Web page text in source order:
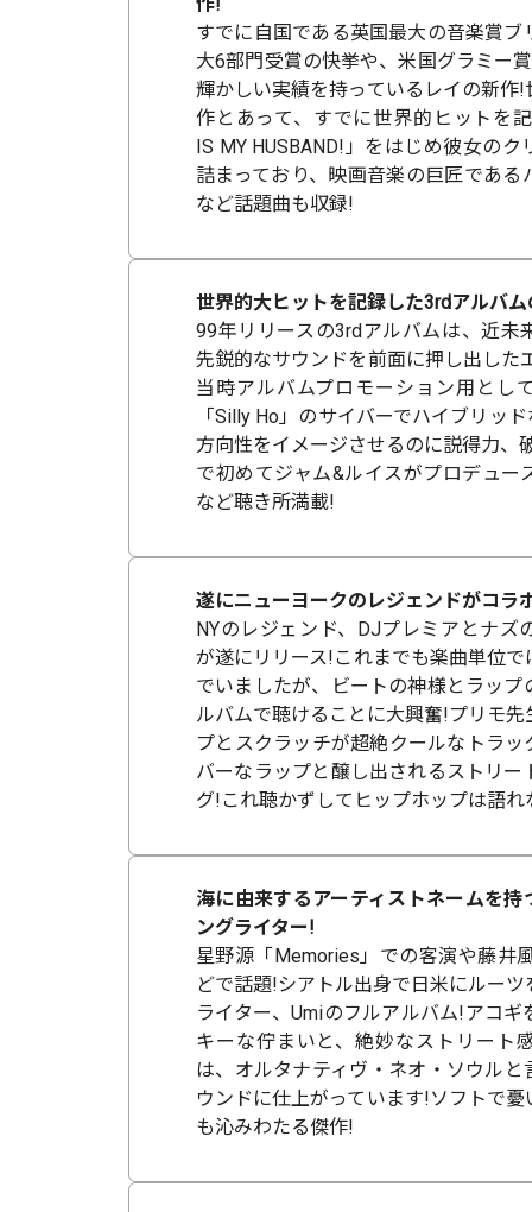
すでに自国である英国最大の音楽賞ブ
大6部門受賞の快挙や、米国グラミー
輝かしい実績を持っているレイの新作
作とあって、すでに世界的ヒットを
IS MY HUSBAND!」をはじめ彼女の
詰まっており、映画音楽の巨匠である
など話題曲も収録!
世界的大ヒットを記録した3rdアルバ
99年リリースの3rdアルバムは、近未
先鋭的なサウンドを前面に押し出した
当時アルバムプロモーション用とし
「Silly Ho」のサイバーでハイブリッ
方向性をイメージさせるのに説得力、
で初めてジャム&ルイスがプロデュー
など聴き所満載!
遂にニューヨークのレジェンドがコラ
NYのレジェンド、DJプレミアとナズ
が遂にリリース!これまでも楽曲単位
でいましたが、ビートの神様とラップ
ルバムで聴けることに大興奮!プリモ
プとスクラッチが超絶クールなトラ
バーなラップと醸し出されるストリー
グ!これ聴かずしてヒップホップは語れ
海に由来するアーティストネームを持
ングライター!
星野源「Memories」での客演や藤井
どで話題!シアトル出身で日米にルー
ライター、Umiのフルアルバム!アコ
キーな佇まいと、絶妙なストリート
は、オルタナティヴ・ネオ・ソウルと
ウンドに仕上がっています!ソフトで
も沁みわたる傑作!